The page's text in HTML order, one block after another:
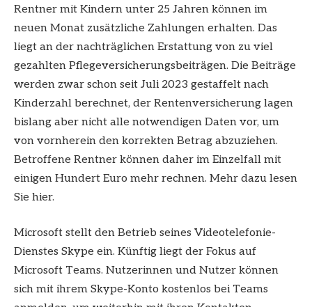
Rentner mit Kindern unter 25 Jahren können im
neuen Monat zusätzliche Zahlungen erhalten. Das
liegt an der nachträglichen Erstattung von zu viel
gezahlten Pflegeversicherungsbeiträgen. Die Beiträge
werden zwar schon seit Juli 2023 gestaffelt nach
Kinderzahl berechnet, der Rentenversicherung lagen
bislang aber nicht alle notwendigen Daten vor, um
von vornherein den korrekten Betrag abzuziehen.
Betroffene Rentner können daher im Einzelfall mit
einigen Hundert Euro mehr rechnen. Mehr dazu lesen
Sie hier.
Microsoft stellt den Betrieb seines Videotelefonie-
Dienstes Skype ein. Künftig liegt der Fokus auf
Microsoft Teams. Nutzerinnen und Nutzer können
sich mit ihrem Skype-Konto kostenlos bei Teams